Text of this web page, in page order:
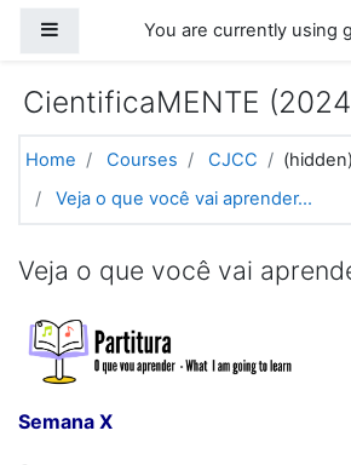
Side panelYou are currently using
CientificaMENTE
Home Courses CJCC (hidden)
Veja o que você vai aprender...
Veja o que você vai
Semana X